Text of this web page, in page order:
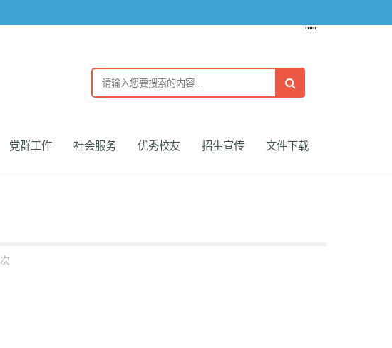
''""
党群工作 社会服务 优秀校友 招生宣传 文件下载
次